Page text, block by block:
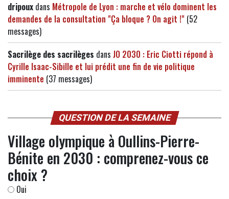
dripoux dans Métropole de Lyon : marche et vélo dominent les
demandes de la consultation "Ça bloque ? On agit !" (52
messages)
Sacrilège des sacrilèges dans JO 2030 : Eric Ciotti répond à
Cyrille Isaac-Sibille et lui prédit une fin de vie politique
imminente (37 messages)
QUESTION DE LA SEMAINE
Village olympique à Oullins-Pierre-
Bénite en 2030 : comprenez-vous ce
choix ?
Oui